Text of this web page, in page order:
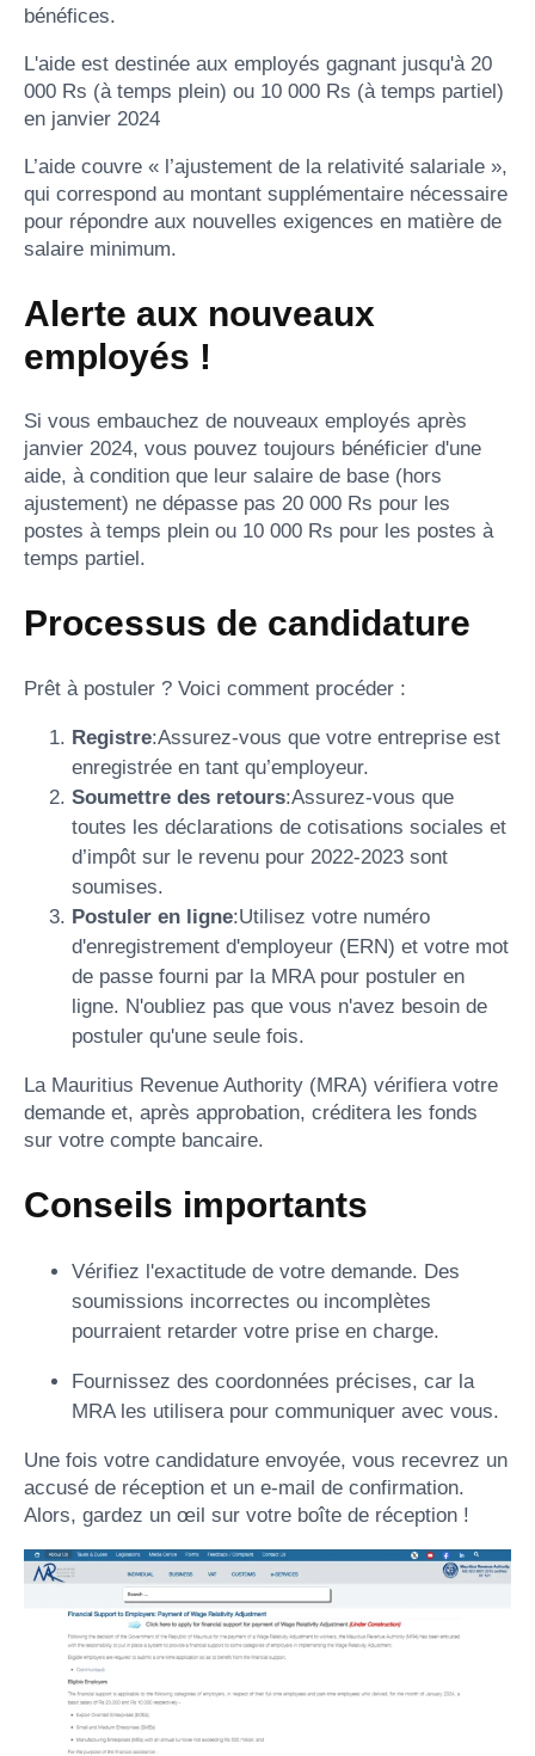
bénéfices.
L'aide est destinée aux employés gagnant jusqu'à 20
000 Rs (à temps plein) ou 10 000 Rs (à temps partiel)
en janvier 2024
L’aide couvre « l’ajustement de la relativité salariale »,
qui correspond au montant supplémentaire nécessaire
pour répondre aux nouvelles exigences en matière de
salaire minimum.
Alerte aux nouveaux
employés !
Si vous embauchez de nouveaux employés après
janvier 2024, vous pouvez toujours bénéficier d'une
aide, à condition que leur salaire de base (hors
ajustement) ne dépasse pas 20 000 Rs pour les
postes à temps plein ou 10 000 Rs pour les postes à
temps partiel.
Processus de candidature
Prêt à postuler ? Voici comment procéder :
Registre:Assurez-vous que votre entreprise est
enregistrée en tant qu’employeur.
Soumettre des retours:Assurez-vous que
toutes les déclarations de cotisations sociales et
d’impôt sur le revenu pour 2022-2023 sont
soumises.
Postuler en ligne:Utilisez votre numéro
d'enregistrement d'employeur (ERN) et votre mot
de passe fourni par la MRA pour postuler en
ligne. N'oubliez pas que vous n'avez besoin de
postuler qu'une seule fois.
La Mauritius Revenue Authority (MRA) vérifiera votre
demande et, après approbation, créditera les fonds
sur votre compte bancaire.
Conseils importants
Vérifiez l'exactitude de votre demande. Des
soumissions incorrectes ou incomplètes
pourraient retarder votre prise en charge.
Fournissez des coordonnées précises, car la
MRA les utilisera pour communiquer avec vous.
Une fois votre candidature envoyée, vous recevrez un
accusé de réception et un e-mail de confirmation.
Alors, gardez un œil sur votre boîte de réception !